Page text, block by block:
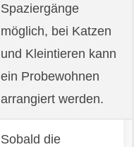
Spaziergänge
möglich, bei Katzen
und Kleintieren kann
ein Probewohnen
arrangiert werden.
Sobald die